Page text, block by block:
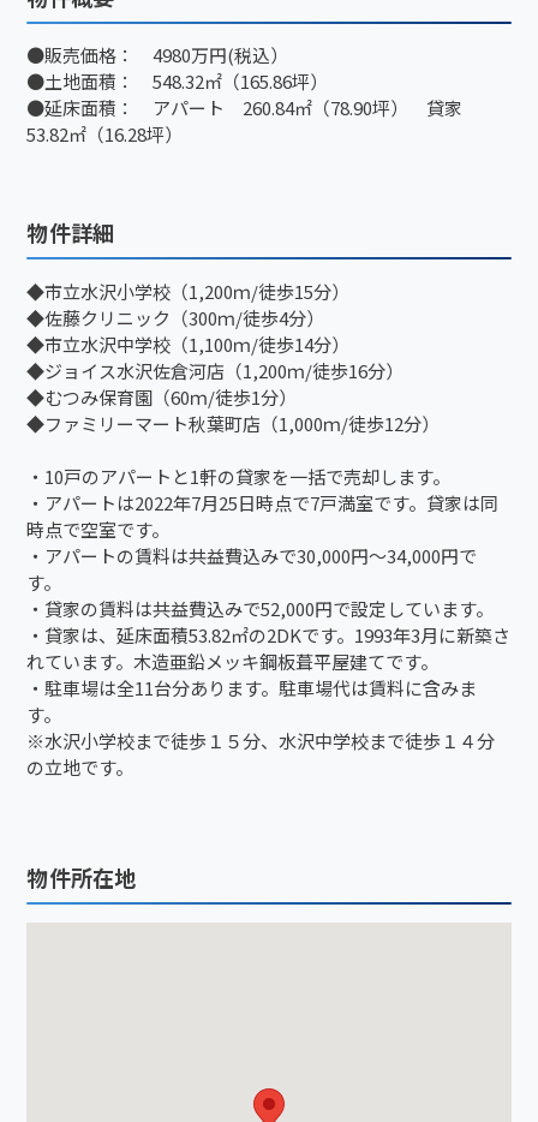
●販売価格： 4980万円(税込）
●土地面積： 548.32㎡（165.86坪）
●延床面積： アパート 260.84㎡（78.90坪） 貸家
53.82㎡（16.28坪）
物件詳細
◆市立水沢小学校（1,200ｍ/徒歩15分）
◆佐藤クリニック（300ｍ/徒歩4分）
◆市立水沢中学校（1,100ｍ/徒歩14分）
◆ジョイス水沢佐倉河店（1,200ｍ/徒歩16分）
◆むつみ保育園（60ｍ/徒歩1分）
◆ファミリーマート秋葉町店（1,000ｍ/徒歩12分）
・10戸のアパートと1軒の貸家を一括で売却します。
・アパートは2022年7月25日時点で7戸満室です。貸家は同
時点で空室です。
・アパートの賃料は共益費込みで30,000円～34,000円で
す。
・貸家の賃料は共益費込みで52,000円で設定しています。
・貸家は、延床面積53.82㎡の2DKです。1993年3月に新築さ
れています。木造亜鉛メッキ鋼板葺平屋建てです。
・駐車場は全11台分あります。駐車場代は賃料に含みま
す。
※水沢小学校まで徒歩１５分、水沢中学校まで徒歩１４分
の立地です。
物件所在地